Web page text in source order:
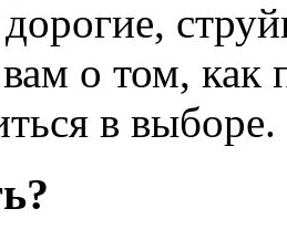
о том, как
в выборе.